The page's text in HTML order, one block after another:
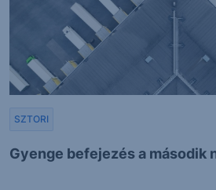
Gyenge befejezés a második
SZTORI